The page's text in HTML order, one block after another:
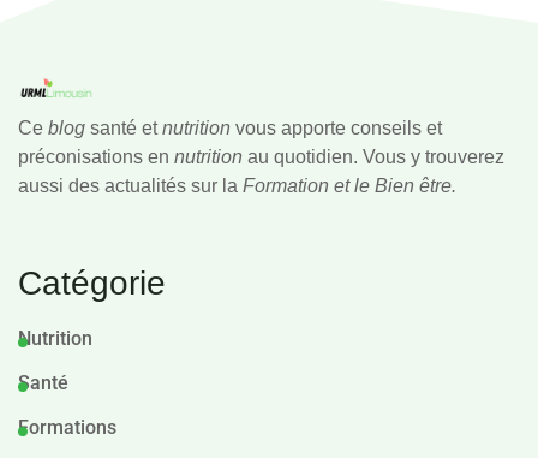
Ce blog santé etnutrition vous apporte conseils et
préconisations en nutrition au quotidien. Vous y trouverez
aussi des actualités sur la Formation et le Bien être.
Catégorie
Nutrition
Santé
Formations